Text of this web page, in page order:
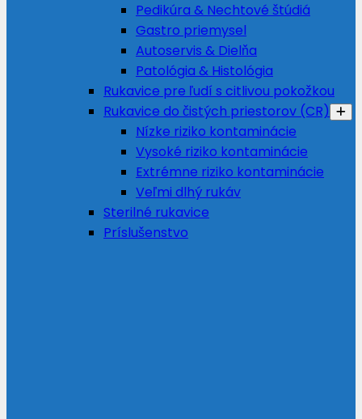
Pedikúra & Nechtové štúdiá
Gastro priemysel
Autoservis & Dielňa
Patológia & Histológia
Rukavice pre ľudí s citlivou pokožkou
Rukavice do čistých priestorov (CR)
Nízke riziko kontaminácie
Vysoké riziko kontaminácie
Extrémne riziko kontaminácie
Veľmi dlhý rukáv
Sterilné rukavice
Príslušenstvo